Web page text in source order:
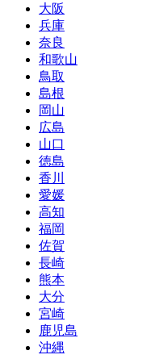
大阪
兵庫
奈良
和歌山
鳥取
島根
岡山
広島
山口
徳島
香川
愛媛
高知
福岡
佐賀
長崎
熊本
大分
宮崎
鹿児島
沖縄